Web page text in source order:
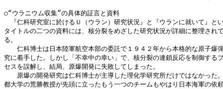
○“ウラニウム収集”の具体的証言と資料
『仁科研究室に於けるＵ（ウラン）研究状況』と『ウランに就いて』と
タイトルの二つの資料には、核分裂をめざした研究状況が詳細に整理され
る。
仁科博士は日本陸軍航空本部の委託で１９４２年から本格的な原子爆
究に着手した。しかし「不幸中の幸い」で、核分裂の連鎖反応を制御する
セスを誤解し、結局、原爆開発に失敗してしまった。
原爆の開発研究は仁科博士が主導した理化学研究所だけではなかった
都大学の荒勝教授が先頭に立ったもう一つのチームもやはり日本海軍の依